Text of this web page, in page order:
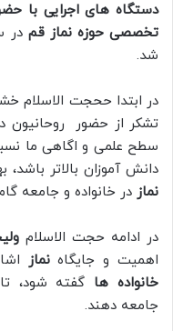
دستگاه های اجرایی با
تخصصی حوزه نماز قم در
شد.
در ابتدا ححجت الاسلام
تشکر از حضور روحانیون
سطح علمی و اگاهی ما
دانش آموزان بالاتر باشد،
نماز در خانواده و جامعه
در ادامه حجت الاسلام
اهمیت و جایگاهنماز
خانواده ها گفته شود،
جامعه دهند.